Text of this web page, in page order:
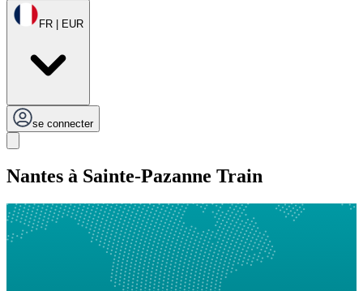
FR | EUR
se connecter
Nantes à Sainte-Pazanne Train